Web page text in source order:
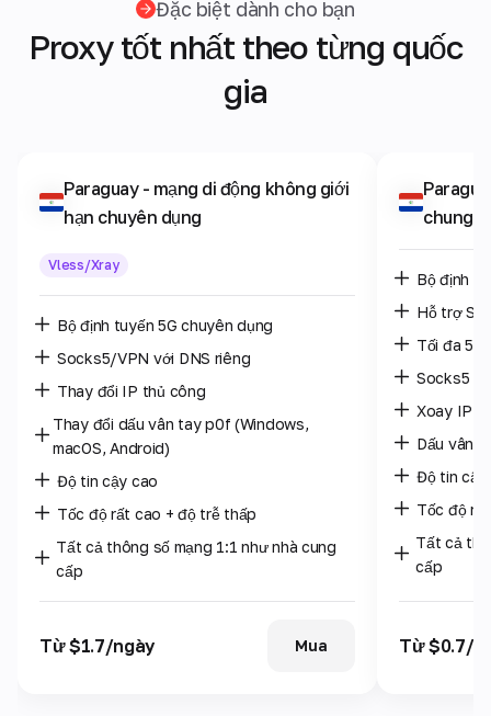
Đặc biệt dành cho bạn
Proxy tốt nhất theo từng quốc
gia
Paraguay - mạng di động không giới
hạn chuyên dụng
Vless/Xray
Bộ định tuyến 5G chuyên dụng
Socks5/VPN với DNS riêng
Thay đổi IP thủ công
Thay đổi dấu vân tay p0f (Windows,
macOS, Android)
Độ tin cậy cao
Tốc độ rất cao + độ trễ thấp
Tất cả thông số mạng 1:1 như nhà cung
cấp
Từ $1.7/ngày Mua
chung
Bộ định
Hỗ trợ
Tối đa 5
Socks5 /
Xoay IP:
Dấu vân
Độ tin cậy
Tốc độ
Tất cả
cấp
Từ $0.7/